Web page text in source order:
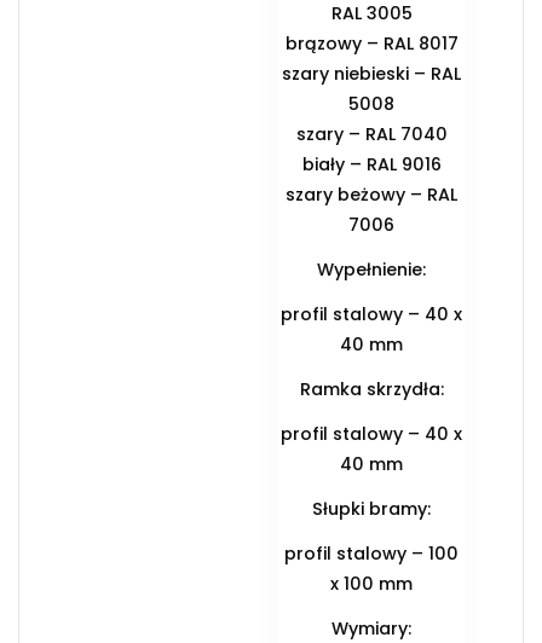
RAL 3005
brązowy – RAL 8017
szary niebieski – RAL
5008
szary – RAL 7040
biały – RAL 9016
szary beżowy – RAL
7006
Wypełnienie:
profil stalowy – 40 x
40 mm
Ramka skrzydła:
profil stalowy – 40 x
40 mm
Słupki bramy:
profil stalowy – 100
x 100 mm
Wymiary: